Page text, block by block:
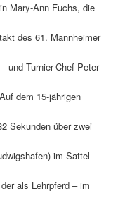
Mary-Ann Fuchs, die
des 61. Mannheimer
und Turnier-Chef Peter
dem 15-jährigen
Sekunden über zwei
im Sattel
als Lehrpferd – im